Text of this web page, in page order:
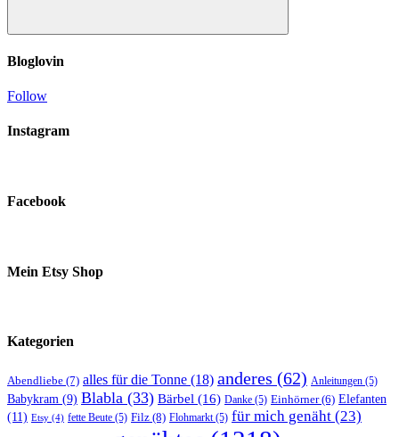
Suchen
Bloglovin
Follow
Instagram
Facebook
Mein Etsy Shop
Kategorien
Abendliebe (7) alles für die Tonne (18) anderes (62) Anleitungen (5)
Babykram (9) Blabla (33) Bärbel (16) Danke (5) Einhörner(6) Elefanten
(11) Etsy (4) fette Beute (5) Filz (8) Flohmarkt(5) für mich genäht (23)